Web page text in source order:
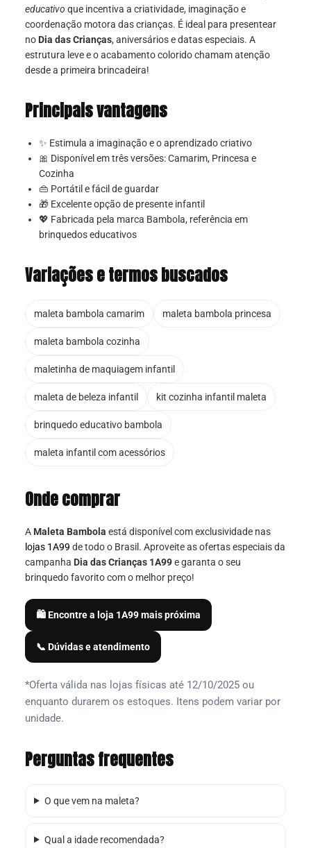
educativo que incentiva a criatividade, imaginação e
coordenação motora das crianças. É ideal para presentear
no Dia das Crianças, aniversários e datas especiais. A
estrutura leve e o acabamento colorido chamam atenção
desde a primeira brincadeira!
Principais vantagens
✨ Estimula a imaginação e o aprendizado criativo
🎀 Disponível em três versões: Camarim, Princesa e
Cozinha
👜 Portátil e fácil de guardar
🎁 Excelente opção de presente infantil
💖 Fabricada pela marca Bambola, referência em
brinquedos educativos
Variações e termos buscados
maleta bambola camarim maleta bambola princesa
maleta bambola cozinha
maletinha de maquiagem infantil
maleta de beleza infantil kit cozinha infantil maleta
brinquedo educativo bambola
maleta infantil com acessórios
Onde comprar
A Maleta Bambola está disponível com exclusividade nas
lojas 1A99 de todo o Brasil. Aproveite as ofertas especiais da
campanha Dia das Crianças 1A99e garanta o seu
brinquedo favorito com o melhor preço!
🛍️ Encontre a loja 1A99 mais próxima
📞 Dúvidas e atendimento
*Oferta válida nas lojas físicas até 12/10/2025 ou
enquanto durarem os estoques. Itens podem variar por
unidade.
Perguntas frequentes
O que vem na maleta?
Qual a idade recomendada?